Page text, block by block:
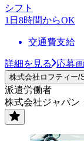
シフト
1日8時間からOK
交通費支給
詳細を見る 応募
株式会社ロフティー/
派遣労働者
株式会社ジャパン